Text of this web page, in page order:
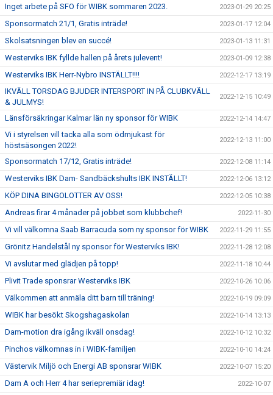
Inget arbete på SFO för WIBK sommaren 2023. 2023-01-29 20:25
Sponsormatch 21/1, Gratis inträde! 2023-01-17 12:04
Skolsatsningen blev en succé! 2023-01-13 11:31
Westerviks IBK fyllde hallen på årets julevent! 2023-01-09 12:38
Westerviks IBK Herr-Nybro INSTÄLLT!!!! 2022-12-17 13:19
IKVÄLL TORSDAG BJUDER INTERSPORT IN PÅ CLUBKVÄLL
& JULMYS!
2022-12-15 10:49
Länsförsäkringar Kalmar län ny sponsor för WIBK 2022-12-14 14:47
Vi i styrelsen vill tacka alla som ödmjukast för
höstsäsongen 2022!
2022-12-13 11:00
Sponsormatch 17/12, Gratis inträde! 2022-12-08 11:14
Westerviks IBK Dam- Sandbäckshults IBK INSTÄLLT! 2022-12-06 13:12
KÖP DINA BINGOLOTTER AV OSS! 2022-12-05 10:38
Andreas firar 4 månader på jobbet som klubbchef! 2022-11-30
Vi vill välkomna Saab Barracuda som ny sponsor för WIBK 2022-11-29 11:55
Grönitz Handelstål ny sponsor för Westerviks IBK! 2022-11-28 12:08
Vi avslutar med glädjen på topp! 2022-11-18 10:44
Plivit Trade sponsrar Westerviks IBK 2022-10-26 10:06
Välkommen att anmäla ditt barn till träning! 2022-10-19 09:09
WIBK har besökt Skogshagaskolan 2022-10-14 13:13
Dam-motion dra igång ikväll onsdag! 2022-10-12 10:32
Pinchos välkomnas in i WIBK-familjen 2022-10-10 14:24
Västervik Miljö och Energi AB sponsrar WIBK 2022-10-07 15:20
Dam A och Herr 4 har seriepremiär idag! 2022-10-07